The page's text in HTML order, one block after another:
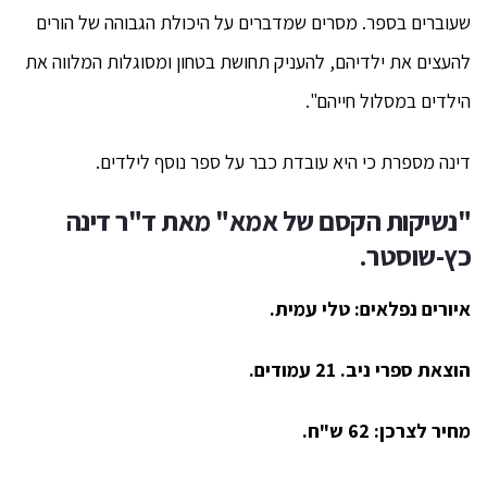
שעוברים בספר. מסרים שמדברים על היכולת הגבוהה של הורים
להעצים את ילדיהם, להעניק תחושת בטחון ומסוגלות המלווה את
הילדים במסלול חייהם".
דינה מספרת כי היא עובדת כבר על ספר נוסף לילדים.
"נשיקות הקסם של אמא" מאת ד"ר דינה
כץ-שוסטר.
איורים נפלאים: טלי עמית.
הוצאת ספרי ניב. 21 עמודים.
מחיר לצרכן: 62 ש"ח.